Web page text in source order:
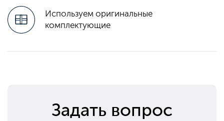
Используем оригинальные
комплектующие
Задать вопрос